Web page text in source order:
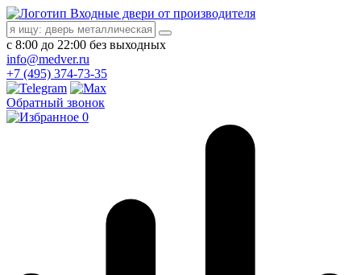
Входные двери от производителя
с 8:00 до 22:00 без выходных
info@medver.ru
+7 (495) 374-73-35
Обратный звонок
0